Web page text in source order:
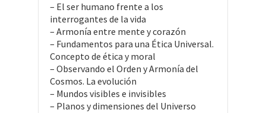
– El ser humano frente a los
interrogantes de la vida
– Armonía entre mente y corazón
– Fundamentos para una Ética Universal.
Concepto de ética y moral
– Observando el Orden y Armonía del
Cosmos. La evolución
– Mundos visibles e invisibles
– Planos y dimensiones del Universo